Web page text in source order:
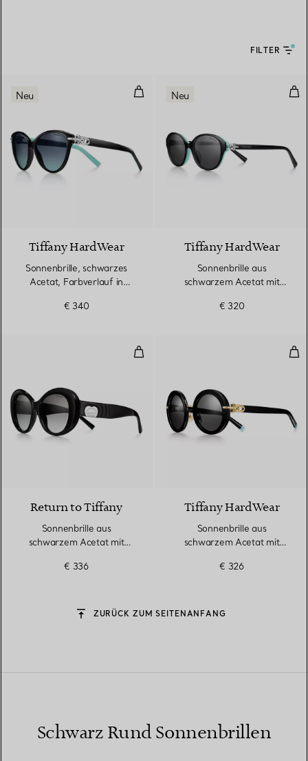
FILTER
Sonnenbrille, schwarzes
Neu
Tiffany HardWear
Sonnenbrille, schwarzes
Acetat, Farbverlauf in
€ 340
Neu
Tiffany HardWear
Sonnenbrille aus
schwarzem Acetat mit
€ 320
Sonnenbrille aus schwarzem
Return to Tiffany
Sonnenbrille aus
schwarzem Acetat mit
€ 336
Tiffany HardWear
Sonnenbrille aus
schwarzem Acetat mit
€ 326
ZURÜCK ZUM SEITENANFANG
Schwarz Rund Sonnenbrillen